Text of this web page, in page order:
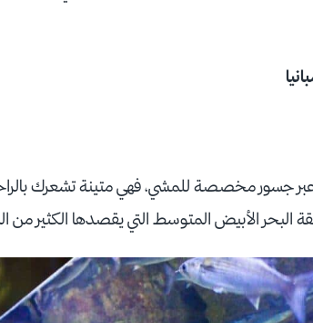
عبر جسور مخصصة للمشي، فهي متينة تشعرك
الأبيض المتوسط التي يقصدها الكثير من